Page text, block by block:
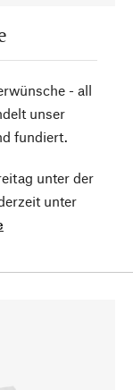
- all
unser
fundiert.
unter der
unter